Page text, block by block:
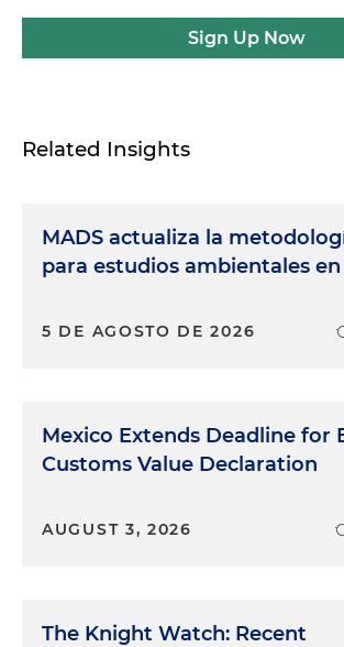
Sign Up Now
Related Insights
MADS actualiza la
para estudios ambientales
5 DE AGOSTO DE 2026
Mexico Extends Deadline for
Customs Value Declaration
AUGUST 3, 2026
The Knight Watch: Recent